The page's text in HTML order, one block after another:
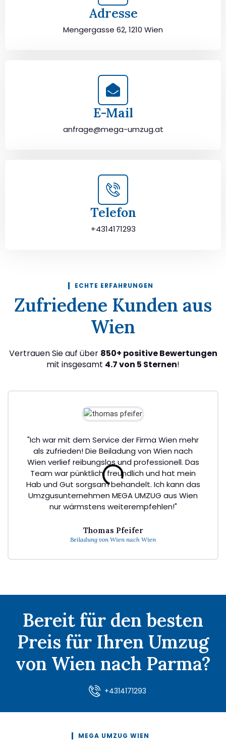
Adresse
Mengergasse 62, 1210 Wien
E-Mail
anfrage@mega-umzug.at
Telefon
+4314171293
ECHTE ERFAHRUNGEN
Zufriedene Kunden aus
Wien
Vertrauen Sie auf über 850+ positive Bewertungen
mit insgesamt 4.7 von 5 Sternen!
"Ich war mit dem Service der Firma Wien mehr
als zufrieden! Die Beiladung von Wien nach
Wien verlief reibungslos und professionell. Das
Team war pünktlich, freundlich und hat mein
Hab und Gut sorgsam behandelt. Ich kann das
Umzgusunternehmen MEGA UMZUG aus Wien
nur wärmstens weiterempfehlen!"
Thomas Pfeifer
Beiladung von Wien nach Wien
Bereit für den besten
Preis für Ihren Umzug
von Wien nach Parma?
+4314171293
MEGA UMZUG WIEN